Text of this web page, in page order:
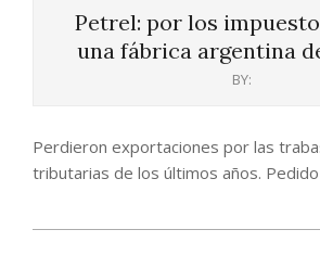
EntrePetrel: por los
una fábrica argentina
BY:
Perdieron exportaciones por las
tributarias de los últimos años.